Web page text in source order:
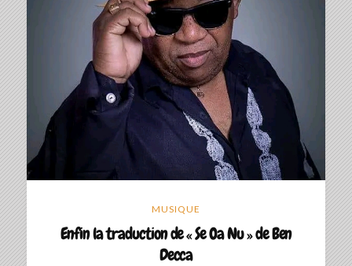
MUSIQUE
Enfin la traduction de « Se Oa Nu » de Ben
Decca